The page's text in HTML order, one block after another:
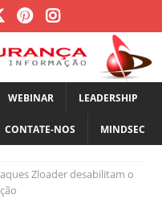
WEBINAR LEADERSHIP
CONTATE-NOS MINDSEC
Zloader desabilitam o